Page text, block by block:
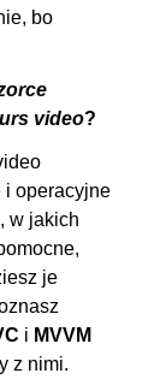
00:06:19
00:02:58
00:04:03
00:10:22
00:02:42
00:07:40
00:11:54
00:01:46
00:02:49
bo
video?
i operacyjne
w jakich
je
i MVVM
z nimi.